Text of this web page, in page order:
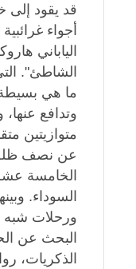
قد يقود إلى
أجواء
الياباني
الشاطئ".
ما هي
وتدافع
متوازيتين
عن نصف
الخامسة
السوداء.
ورحلات شبه
البحث عن
الذكريات،